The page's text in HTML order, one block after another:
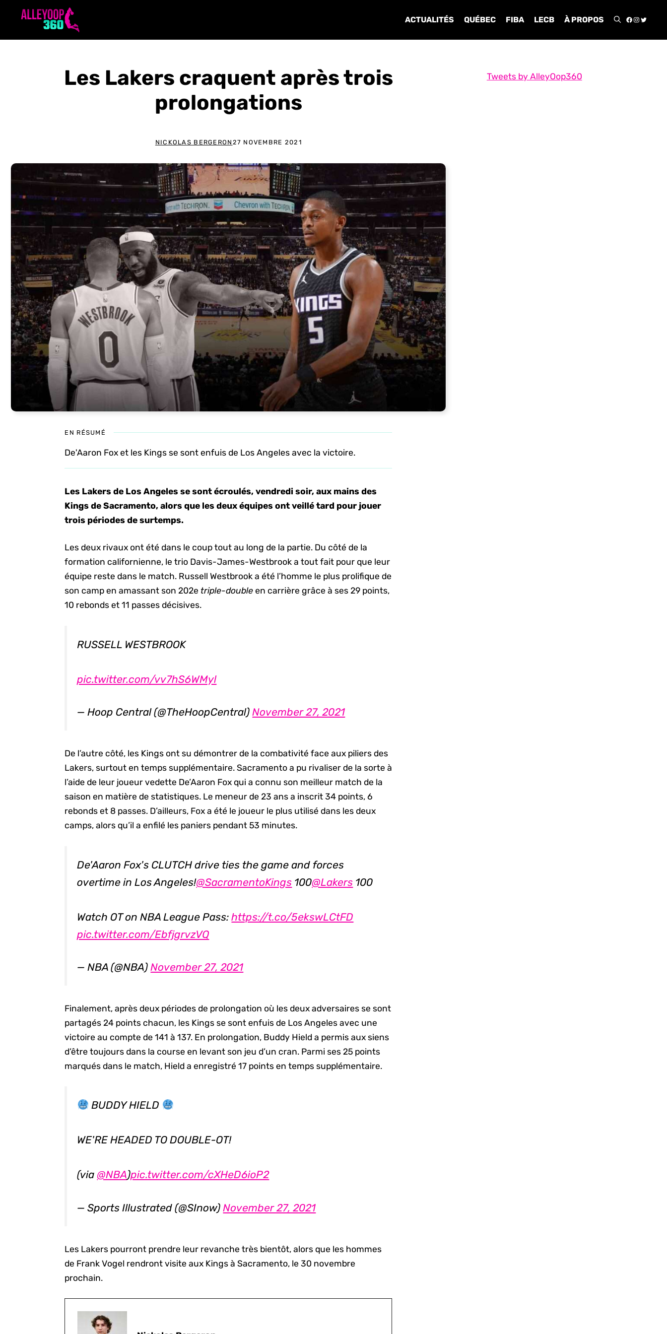
ACTUALITÉS QUÉBEC FIBA LECB À PROPOS
Les Lakers craquent après trois
prolongations
NICKOLAS BERGERON 27 NOVEMBRE 2021
EN RÉSUMÉ
De'Aaron Fox et les Kings se sont enfuis de Los Angeles avec la victoire.
Les Lakers de Los Angeles se sont écroulés, vendredi soir, aux mains des
Kings de Sacramento, alors que les deux équipes ont veillé tard pour jouer
trois périodes de surtemps.
Les deux rivaux ont été dans le coup tout au long de la partie. Du côté de la
formation californienne, le trio Davis-James-Westbrook a tout fait pour que leur
équipe reste dans le match. Russell Westbrook a été l’homme le plus prolifique de
son camp en amassant son 202e triple-doubleen carrière grâce à ses 29 points,
10 rebonds et 11 passes décisives.
RUSSELL WESTBROOK
pic.twitter.com/vv7hS6WMyl
— Hoop Central (@TheHoopCentral)November 27, 2021
De l’autre côté, les Kings ont su démontrer de la combativité face aux piliers des
Lakers, surtout en temps supplémentaire. Sacramento a pu rivaliser de la sorte à
l’aide de leur joueur vedette De’Aaron Fox qui a connu son meilleur match de la
saison en matière de statistiques. Le meneur de 23 ans a inscrit 34 points, 6
rebonds et 8 passes. D’ailleurs, Fox a été le joueur le plus utilisé dans les deux
camps, alors qu’il a enfilé les paniers pendant 53 minutes.
De'Aaron Fox's CLUTCH drive ties the game and forces
overtime in Los Angeles!@SacramentoKings 100@Lakers 100
Watch OT on NBA League Pass:https://t.co/5ekswLCtFD
pic.twitter.com/EbfjgrvzVQ
— NBA (@NBA)November 27, 2021
Finalement, après deux périodes de prolongation où les deux adversaires se sont
partagés 24 points chacun, les Kings se sont enfuis de Los Angeles avec une
victoire au compte de 141 à 137. En prolongation, Buddy Hield a permis aux siens
d’être toujours dans la course en levant son jeu d’un cran. Parmi ses 25 points
marqués dans le match, Hield a enregistré 17 points en temps supplémentaire.
BUDDY HIELD
WE'RE HEADED TO DOUBLE-OT!
(via @NBA)pic.twitter.com/cXHeD6ioP2
— Sports Illustrated (@SInow)November 27, 2021
Les Lakers pourront prendre leur revanche très bientôt, alors que les hommes
de Frank Vogel rendront visite aux Kings à Sacramento, le 30 novembre
prochain.
Tweets by AlleyOop360